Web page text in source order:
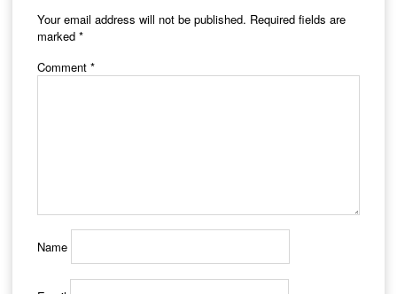
Your email address will not be published. Required fields are
marked *
Comment *
Name